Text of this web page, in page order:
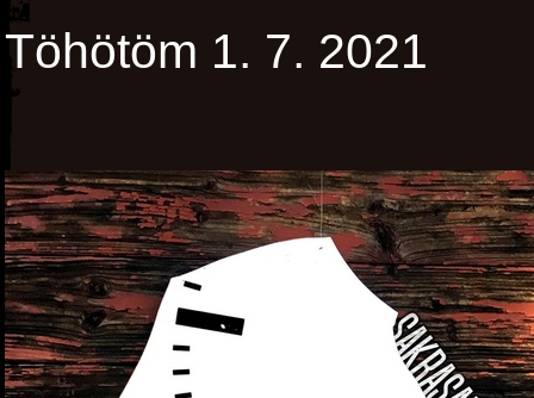
Töhötöm 1. 7. 2021